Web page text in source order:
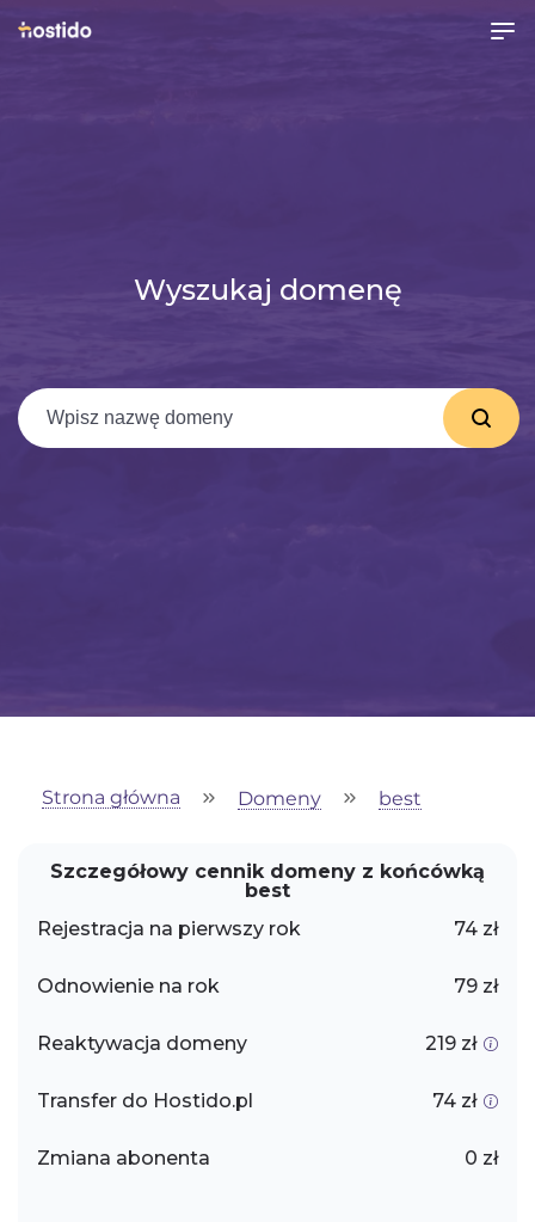
Wyszukaj domenę
Strona główna Domeny best
Szczegółowy cennik domeny z końcówką
best
Rejestracja na pierwszy rok
74 zł
Odnowienie na rok 79 zł
Reaktywacja domeny 219 zł
Transfer do Hostido.pl 74 zł
Zmiana abonenta 0 zł